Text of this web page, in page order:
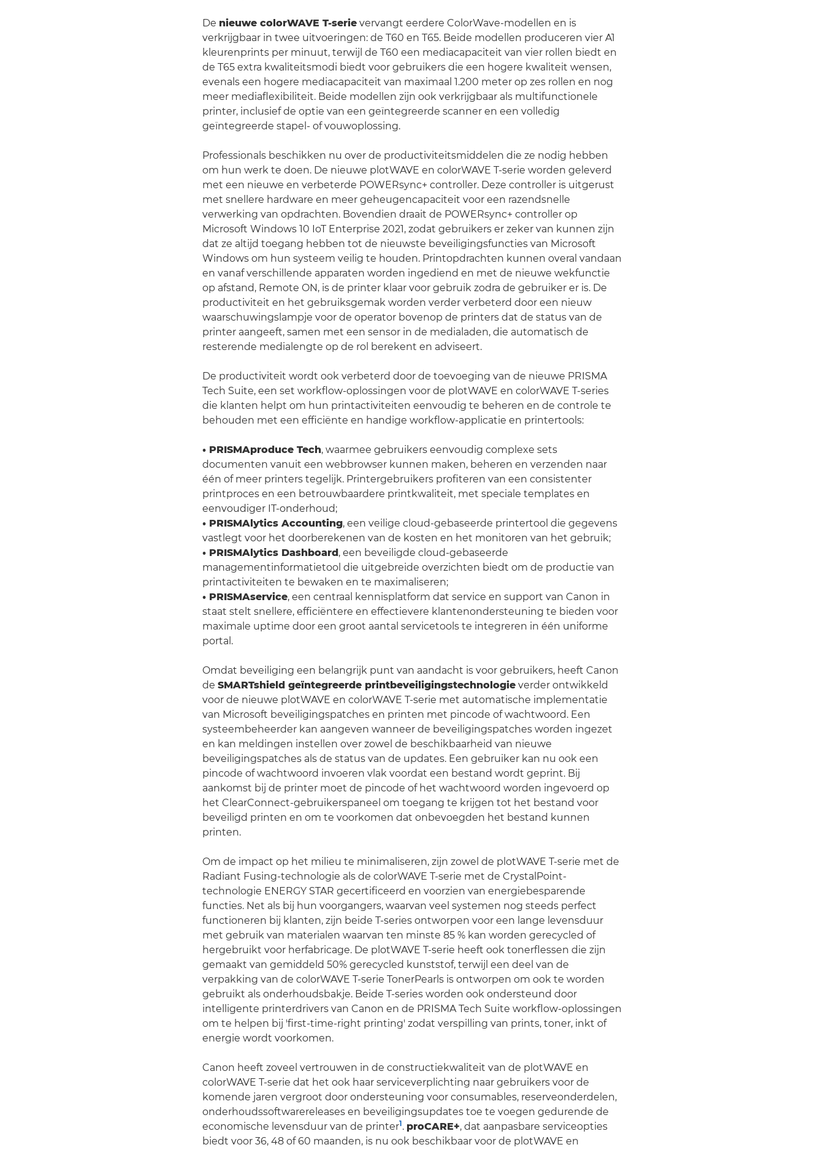
De nieuwe colorWAVE T-serie vervangt eerdere ColorWave-modellen en is
verkrijgbaar in twee uitvoeringen: de T60 en T65. Beide modellen produceren vier A1
kleurenprints per minuut, terwijl de T60 een mediacapaciteit van vier rollen biedt en
de T65 extra kwaliteitsmodi biedt voor gebruikers die een hogere kwaliteit wensen,
evenals een hogere mediacapaciteit van maximaal 1.200 meter op zes rollen en nog
meer mediaflexibiliteit. Beide modellen zijn ook verkrijgbaar als multifunctionele
printer, inclusief de optie van een geïntegreerde scanner en een volledig
geïntegreerde stapel- of vouwoplossing.
Professionals beschikken nu over de productiviteitsmiddelen die ze nodig hebben
om hun werk te doen. De nieuwe plotWAVE en colorWAVE T-serie worden geleverd
met een nieuwe en verbeterde POWERsync+ controller. Deze controller is uitgerust
met snellere hardware en meer geheugencapaciteit voor een razendsnelle
verwerking van opdrachten. Bovendien draait de POWERsync+ controller op
Microsoft Windows 10 IoT Enterprise 2021, zodat gebruikers er zeker van kunnen zijn
dat ze altijd toegang hebben tot de nieuwste beveiligingsfuncties van Microsoft
Windows om hun systeem veilig te houden. Printopdrachten kunnen overal vandaan
en vanaf verschillende apparaten worden ingediend en met de nieuwe wekfunctie
op afstand, Remote ON, is de printer klaar voor gebruik zodra de gebruiker er is. De
productiviteit en het gebruiksgemak worden verder verbeterd door een nieuw
waarschuwingslampje voor de operator bovenop de printers dat de status van de
printer aangeeft, samen met een sensor in de medialaden, die automatisch de
resterende medialengte op de rol berekent en adviseert.
De productiviteit wordt ook verbeterd door de toevoeging van de nieuwe PRISMA
Tech Suite, een set workflow-oplossingen voor de plotWAVE en colorWAVE T-series
die klanten helpt om hun printactiviteiten eenvoudig te beheren en de controle te
behouden met een efficiënte en handige workflow-applicatie en printertools:
• PRISMAproduce Tech, waarmee gebruikers eenvoudig complexe sets
documenten vanuit een webbrowser kunnen maken, beheren en verzenden naar
één of meer printers tegelijk. Printergebruikers profiteren van een consistenter
printproces en een betrouwbaardere printkwaliteit, met speciale templates en
eenvoudiger IT-onderhoud;
• PRISMAlytics Accounting, een veilige cloud-gebaseerde printertool die gegevens
vastlegt voor het doorberekenen van de kosten en het monitoren van het gebruik;
• PRISMAlytics Dashboard, een beveiligde cloud-gebaseerde
managementinformatietool die uitgebreide overzichten biedt om de productie van
printactiviteiten te bewaken en te maximaliseren;
• PRISMAservice, een centraal kennisplatform dat service en support van Canon in
staat stelt snellere, efficiëntere en effectievere klantenondersteuning te bieden voor
maximale uptime door een groot aantal servicetools te integreren in één uniforme
portal.
Omdat beveiliging een belangrijk punt van aandacht is voor gebruikers, heeft Canon
de SMARTshield geïntegreerde printbeveiligingstechnologie verder ontwikkeld
voor de nieuwe plotWAVE en colorWAVE T-serie met automatische implementatie
van Microsoft beveiligingspatches en printen met pincode of wachtwoord. Een
systeembeheerder kan aangeven wanneer de beveiligingspatches worden ingezet
en kan meldingen instellen over zowel de beschikbaarheid van nieuwe
beveiligingspatches als de status van de updates. Een gebruiker kan nu ook een
pincode of wachtwoord invoeren vlak voordat een bestand wordt geprint. Bij
aankomst bij de printer moet de pincode of het wachtwoord worden ingevoerd op
het ClearConnect-gebruikerspaneel om toegang te krijgen tot het bestand voor
beveiligd printen en om te voorkomen dat onbevoegden het bestand kunnen
printen.
Om de impact op het milieu te minimaliseren, zijn zowel de plotWAVE T-serie met de
Radiant Fusing-technologie als de colorWAVE T-serie met de CrystalPoint-
technologie ENERGY STAR gecertificeerd en voorzien van energiebesparende
functies. Net als bij hun voorgangers, waarvan veel systemen nog steeds perfect
functioneren bij klanten, zijn beide T-series ontworpen voor een lange levensduur
met gebruik van materialen waarvan ten minste 85 % kan worden gerecycled of
hergebruikt voor herfabricage. De plotWAVE T-serie heeft ook tonerflessen die zijn
gemaakt van gemiddeld 50% gerecycled kunststof, terwijl een deel van de
verpakking van de colorWAVE T-serie TonerPearls is ontworpen om ook te worden
gebruikt als onderhoudsbakje. Beide T-series worden ook ondersteund door
intelligente printerdrivers van Canon en de PRISMA Tech Suite workflow-oplossingen
om te helpen bij 'first-time-right printing' zodat verspilling van prints, toner, inkt of
energie wordt voorkomen.
Canon heeft zoveel vertrouwen in de constructiekwaliteit van de plotWAVE en
colorWAVE T-serie dat het ook haar serviceverplichting naar gebruikers voor de
komende jaren vergroot door ondersteuning voor consumables, reserveonderdelen,
onderhoudssoftwarereleases en beveiligingsupdates toe te voegen gedurende de
economische levensduur van de printer1. proCARE+, dat aanpasbare serviceopties
biedt voor 36, 48 of 60 maanden, is nu ook beschikbaar voor de plotWAVE en